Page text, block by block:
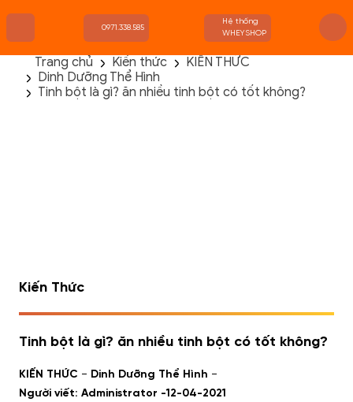
TRANG CHỦ
FLASH SALE
0971.338.585
Hệ thống
WHEYSHOP
Trang chủ Kiến thức
KIẾN THỨC
Dinh Dưỡng Thể Hình
Tinh bột là gì? ăn nhiều tinh bột có tốt không?
Kiến Thức
Tinh bột là gì? ăn nhiều tinh bột có tốt không?
KIẾN THỨC - Dinh Dưỡng Thể Hình -
Người viết: Administrator -12-04-2021